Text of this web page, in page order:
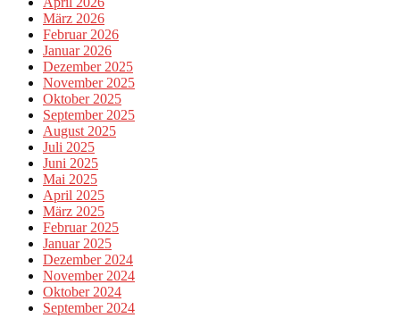
März 2026
Februar 2026
Januar 2026
Dezember 2025
November 2025
Oktober 2025
September 2025
August 2025
Juli 2025
Juni 2025
Mai 2025
April 2025
März 2025
Februar 2025
Januar 2025
Dezember 2024
November 2024
Oktober 2024
September 2024